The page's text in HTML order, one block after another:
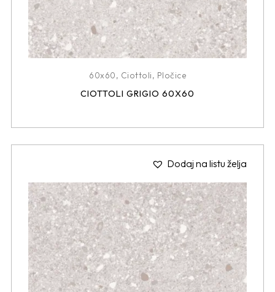
60x60, Ciottoli, Pločice
CIOTTOLI GRIGIO 60X60
Dodaj na listu želja